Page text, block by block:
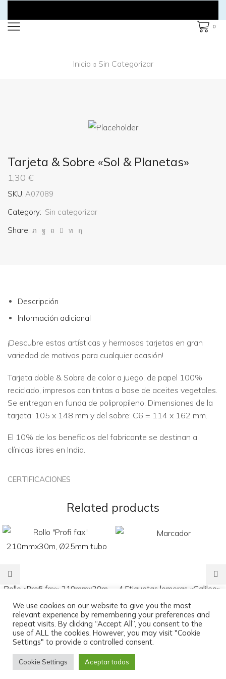
0
Inicio Sin Categorizar
Tarjeta & Sobre «Sol & Planetas»
1,30 €
SKU: A07089
Category: Sin categorizar
Share:
Descripción
Información adicional
¡Descubre estas artísticas y hermosas tarjetas en gran
variedad de motivos para cualquier ocasión!
Tarjeta doble & Sobre de color a juego, de papel 100%
reciclado, impresos con tintas a base de aceites vegetales.
Se entregan en funda de polipropileno. Dimensiones de la
tarjeta: 105 x 148 mm y del sobre: C6 = 114 x 162 mm.
El 10% de los beneficios del fabricante se destinan a
clínicas libres en India.
CERTIFICACIONES
Related products
Rollo «Profi fax» 210mmx30m,
Ø25mm tubo
2,09€
4 Etiquetas lomeras «Galileo»
lomo 8 cm
2,49€
We use cookies on our website to give you the most
relevant experience by remembering your preferences and
repeat visits. By clicking “Accept All”, you consent to the
use of ALL the cookies. However, you may visit "Cookie
Settings" to provide a controlled consent.
Cookie Settings Aceptar todos